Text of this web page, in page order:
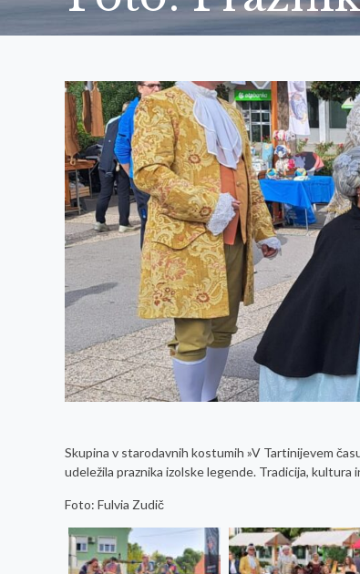
Skupina v starodavnih kostumih »V Tartinijevem
udeležila praznika izolske legende. Tradicija,
Foto: Fulvia Zudič